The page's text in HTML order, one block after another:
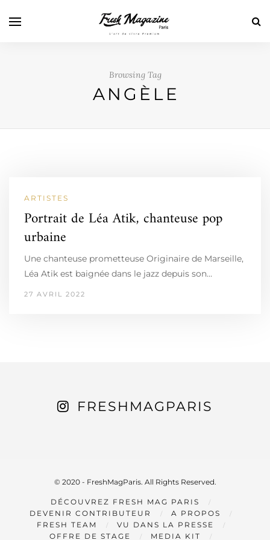
Browsing Tag
ANGÈLE
ARTISTES
Portrait de Léa Atik, chanteuse pop
urbaine
Une chanteuse prometteuse Originaire de Marseille,
Léa Atik est baignée dans le jazz depuis son…
27 AVRIL 2022
FRESHMAGPARIS
© 2020 - FreshMagParis. All Rights Reserved.
DÉCOUVREZ FRESH MAG PARIS
DEVENIR CONTRIBUTEUR
A PROPOS
FRESH TEAM
VU DANS LA PRESSE
OFFRE DE STAGE
MEDIA KIT